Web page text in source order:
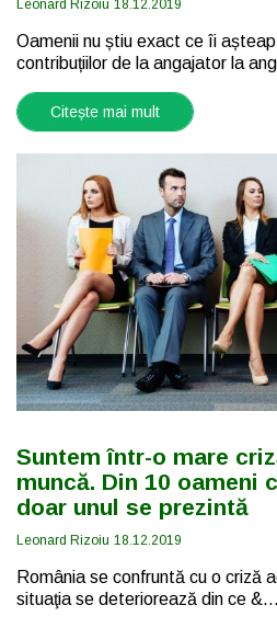
Leonard Rizoiu 18.12.2019
Oamenii nu știu exact ce îi
contribuțiilor de la angajator la
Citește mai mult
Suntem într-o mare
muncă. Din 10 oameni
doar unul se prezintă
Leonard Rizoiu 18.12.2019
România se confruntă cu o criză
situaţia se deteriorează din ce &...